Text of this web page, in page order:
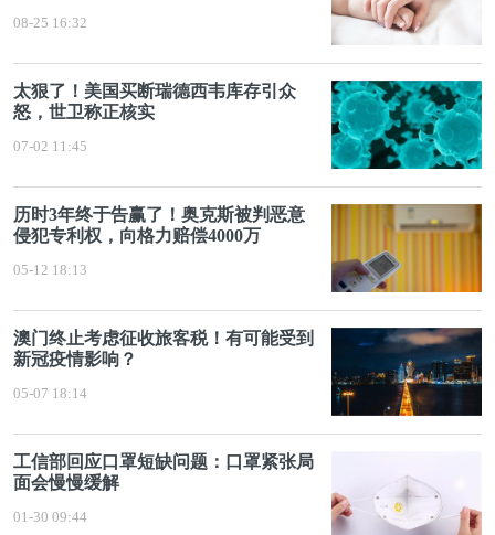
08-25 16:32
太狠了！美国买断瑞德西韦库存引众
怒，世卫称正核实
07-02 11:45
历时3年终于告赢了！奥克斯被判恶意
侵犯专利权，向格力赔偿4000万
05-12 18:13
澳门终止考虑征收旅客税！有可能受到
新冠疫情影响？
05-07 18:14
工信部回应口罩短缺问题：口罩紧张局
面会慢慢缓解
01-30 09:44